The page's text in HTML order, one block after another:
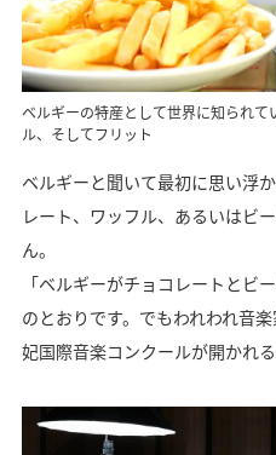
ベルギーの特産として世界に知られ
ル、そしてフリット
ベルギーと聞いて最初に思い浮
レート、ワッフル、あるいはビ
ん。
「ベルギーがチョコレートとビ
のとおりです。でもわれわれ音
妃国際音楽コンクールが開かれ